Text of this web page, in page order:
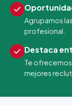
Agrupamos
profesional.
Destaca
Te
mejores